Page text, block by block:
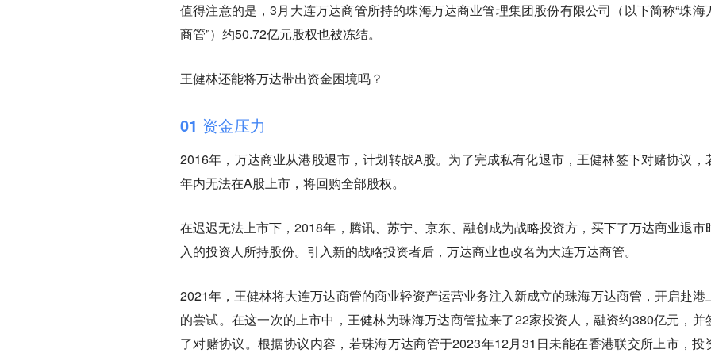
值得注意的是，3月大连万达商管所持的珠海万达商业管理集团股份有限公司（以下简称“珠海
商管”）约50.72亿元股权也被冻结。
王健林还能将万达带出资金困境吗？
01 资金压力
2016年，万达商业从港股退市，计划转战A股。为了完成私有化退市，王健林签下对赌协议，
年内无法在A股上市，将回购全部股权。
在迟迟无法上市下，2018年，腾讯、苏宁、京东、融创成为战略投资方，买下了万达商业退市
入的投资人所持股份。 引入新的战略投资者后，万达商业也改名为大连万达商管。
2021年，王健林将大连万达商管的商业轻资产运营业务注入新成立的珠海万达商管，开启赴港
的尝试。在这一次的上市中，王健林为珠海万达商管拉来了22家投资人，融资约380亿元，并
了对赌协议。根据协议内容，若珠海万达商管于2023年12月31日未能在香港联交所上市，投